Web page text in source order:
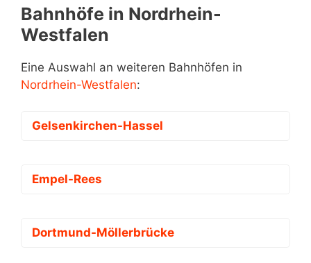
Bahnhöfe in Nordrhein-
Westfalen
Eine Auswahl an weiteren Bahnhöfen in
Nordrhein-Westfalen:
Gelsenkirchen-Hassel
Empel-Rees
Dortmund-Möllerbrücke